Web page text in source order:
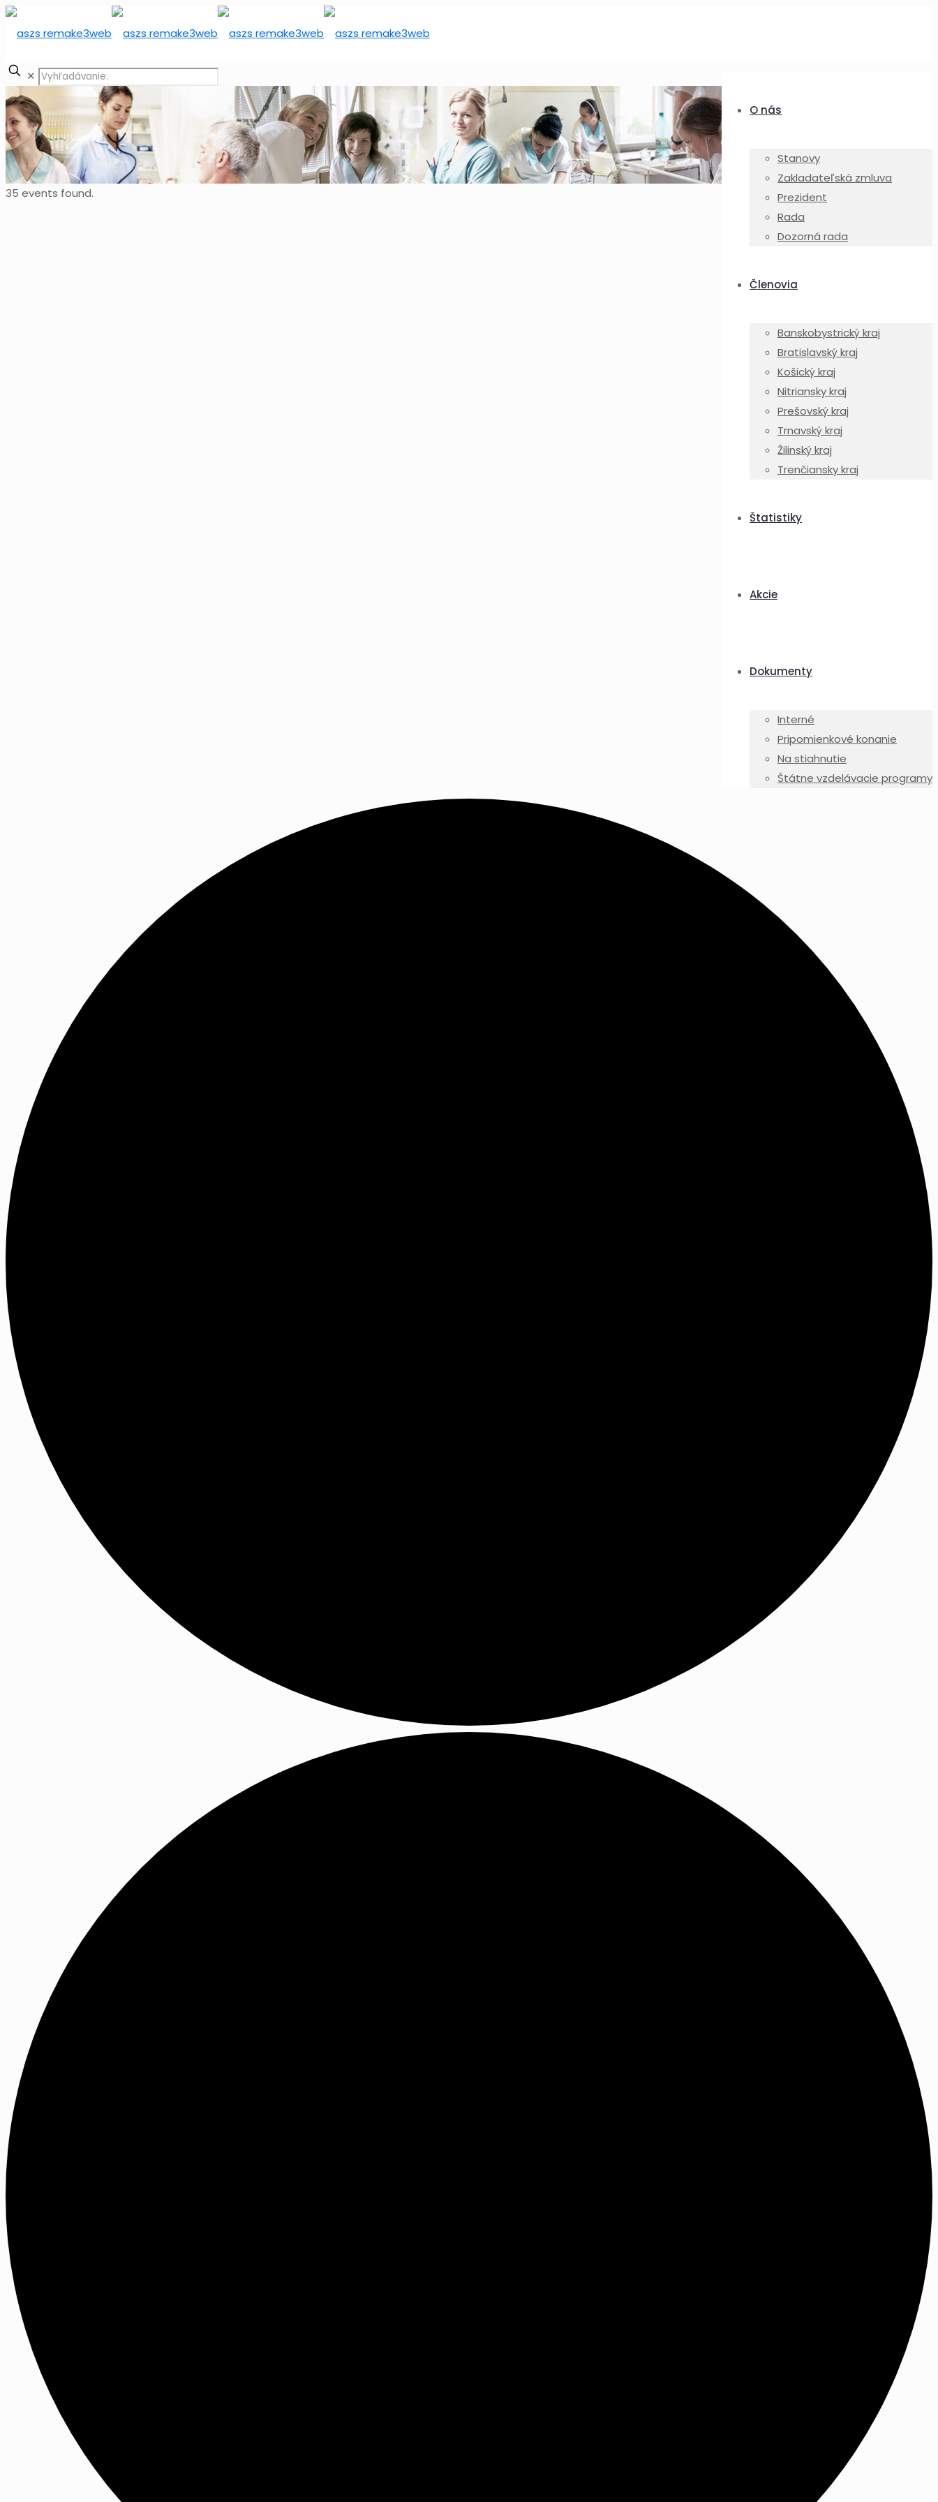
O nás
Stanovy
Zakladateľská zmluva
Prezident
Rada
Dozorná rada
Členovia
Banskobystrický kraj
Bratislavský kraj
Košický kraj
Nitriansky kraj
Prešovský kraj
Trnavský kraj
Žilinský kraj
Trenčiansky kraj
Štatistiky
Akcie
Dokumenty
Interné
Pripomienkové konanie
Na stiahnutie
Štátne vzdelávacie programy
✕
35 events found.